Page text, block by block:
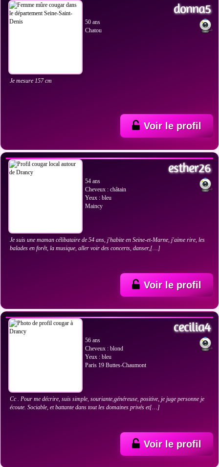
donna5
50 ans
Chatou
Je mesure 157 cm
Voir le profil
esther26
54 ans
Cheveux : châtain
Yeux : bleu
Maincy
Je suis une maman célibataire de 54 ans, j'habite en Seine-et-Marne, j'aime rire, les
balades en forêt, la musique, aller voir des concerts, danser,[…]
Voir le profil
cecilia4
56 ans
Cheveux : blond
Yeux : bleu
Paris 19 Buttes-Chaumont
Cc . Pour me décrire, suis simple, souriante,généreuse, positive, je juge personne je
écoute. Sociable, et battante dans tout les domaines privés et[…]
Voir le profil